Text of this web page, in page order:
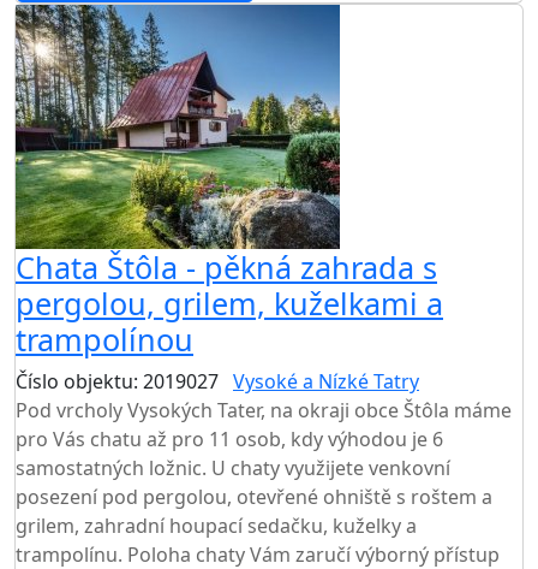
Chata Štôla - pěkná zahrada s
pergolou, grilem, kuželkami a
trampolínou
Číslo objektu: 2019027 Vysoké a Nízké Tatry
Pod vrcholy Vysokých Tater, na okraji obce Štôla máme
pro Vás chatu až pro 11 osob, kdy výhodou je 6
samostatných ložnic. U chaty využijete venkovní
posezení pod pergolou, otevřené ohniště s roštem a
grilem, zahradní houpací sedačku, kuželky a
trampolínu. Poloha chaty Vám zaručí výborný přístup